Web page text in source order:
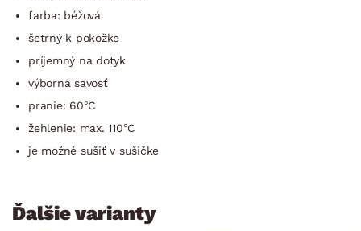
farba: béžová
šetrný k pokožke
príjemný na dotyk
výborná savosť
pranie: 60°C
žehlenie: max. 110°C
je možné sušiť v sušičke
Ďalšie varianty